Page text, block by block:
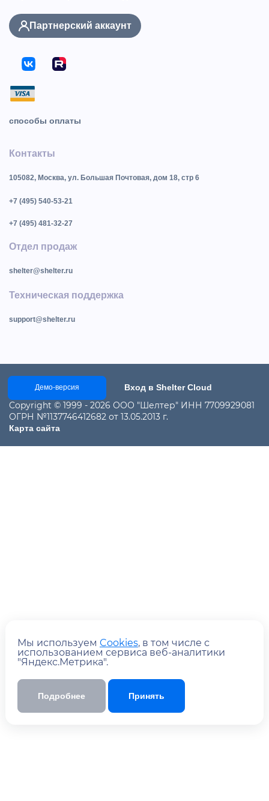
Партнерский аккаунт
способы оплаты
Контакты
105082, Москва, ул. Большая Почтовая, дом 18, стр 6
+7 (495) 540-53-21
+7 (495) 481-32-27
Отдел продаж
shelter@shelter.ru
Техническая поддержка
support@shelter.ru
Вход в Shelter Cloud
Демо-версия
Copyright © 1999 - 2026 ООО "Шелтер" ИНН 7709929081
ОГРН №1137746412682 от 13.05.2013 г.
Карта сайта
политикой обработки персональных
Мы используем Cookies, в том числе с
использованием сервиса веб-аналитики
"Яндекс.Метрика".
Подробнее Принять